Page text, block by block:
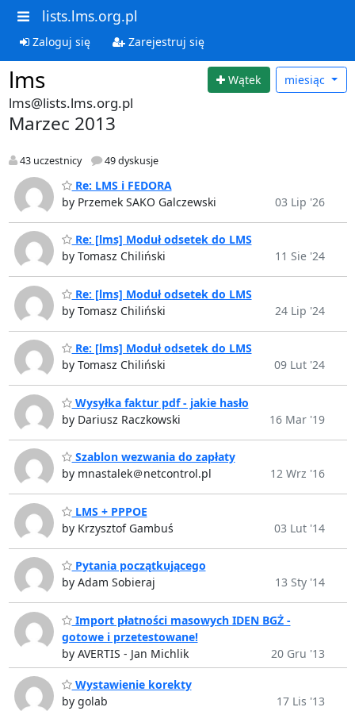
lists.lms.org.pl
Zaloguj się Zarejestruj się
lms Wątek miesiąc
lms@lists.lms.org.pl
Marzec 2013
43 uczestnicy 49 dyskusje
Re: LMS i FEDORA
by Przemek SAKO Galczewski
03 Lip '26
Re: [lms] Moduł odsetek do LMS
by Tomasz Chiliński
11 Sie '24
Re: [lms] Moduł odsetek do LMS
by Tomasz Chiliński
24 Lip '24
Re: [lms] Moduł odsetek do LMS
by Tomasz Chiliński
09 Lut '24
Wysyłka faktur pdf - jakie hasło
by Dariusz Raczkowski
16 Mar '19
Szablon wezwania do zapłaty
by mnastalek＠netcontrol.pl
12 Wrz '16
LMS + PPPOE
by Krzysztof Gambuś
03 Lut '14
Pytania początkującego
by Adam Sobieraj
13 Sty '14
Import płatności masowych IDEN BGŻ -
gotowe i przetestowane!
by AVERTIS - Jan Michlik
20 Gru '13
Wystawienie korekty
by golab
17 Lis '13